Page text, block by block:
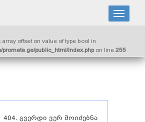
array offset on value of type bool in
public_html/index.phpon line 255
404. გვერდი ვერ მოიძებნა